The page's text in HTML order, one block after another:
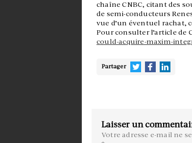
chaîne CNBC, citant des
de semi-conducteurs
vue d’un éventuel rachat,
Pour consulter l’article de
could-acquire-maxim-
Partager
Laisser un
Votre adresse e-mail ne